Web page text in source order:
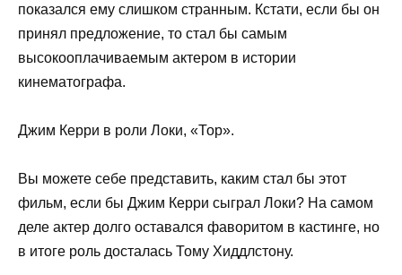
показался ему слишком странным. Кстати, если бы он
принял предложение, то стал бы самым
высокооплачиваемым актером в истории
кинематографа.
Джим Керри в роли Локи, «Тор».
Вы можете себе представить, каким стал бы этот
фильм, если бы Джим Керри сыграл Локи? На самом
деле актер долго оставался фаворитом в кастинге, но
в итоге роль досталась Тому Хиддлстону.